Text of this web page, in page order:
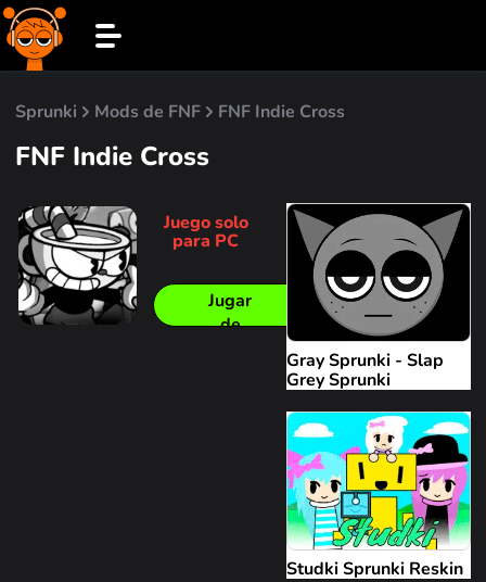
Sprunki Mods de FNF FNF Indie Cross
FNF Indie Cross
Juego solo
para PC
Jugar
de
Gray Sprunki - Slap
Grey Sprunki
Studki Sprunki Reskin